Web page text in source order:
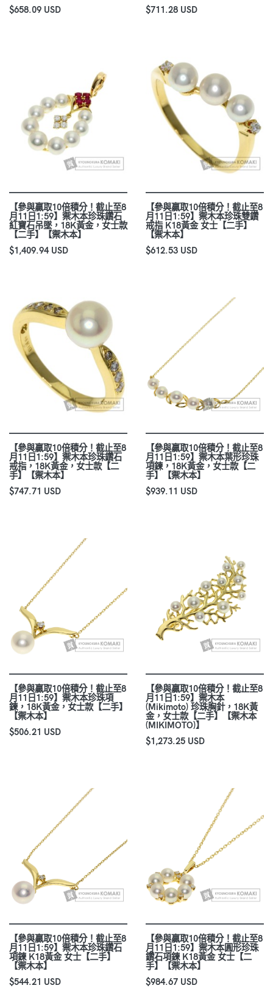
$658.09 USD
$711.28 USD
【參與贏取10倍積分！截止至8
月11日1:59】禦木本珍珠鑽石
紅寶石吊墜，18K黃金，女士款
【二手】【禦木本】
$1,409.94 USD
【參與贏取10倍積分！截止至8
月11日1:59】禦木本珍珠雙鑽
戒指 K18黃金 女士【二手】
【禦木本】
$612.53 USD
【參與贏取10倍積分！截止至8
月11日1:59】禦木本珍珠鑽石
戒指，18K黃金，女士款【二
手】【禦木本】
$747.71 USD
【參與贏取10倍積分！截止至8
月11日1:59】禦木本葉形珍珠
項鍊，18K黃金，女士款【二
手】【禦木本】
$939.11 USD
【參與贏取10倍積分！截止至8
月11日1:59】禦木本珍珠項
鍊，18K黃金，女士款【二手】
【禦木本】
$506.21 USD
【參與贏取10倍積分！截止至8
月11日1:59】禦木本
(Mikimoto) 珍珠胸針，18K黃
金，女士款【二手】【禦木本
(MIKIMOTO)】
$1,273.25 USD
【參與贏取10倍積分！截止至8
月11日1:59】禦木本珍珠鑽石
項鍊 K18黃金 女士【二手】
【禦木本】
$544.21 USD
【參與贏取10倍積分！截止至8
月11日1:59】禦木本圓形珍珠
鑽石項鍊 K18黃金 女士【二
手】【禦木本】
$984.67 USD